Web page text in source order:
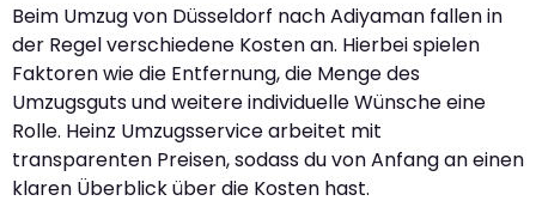
Beim Umzug von Düsseldorf nach Adiyaman fallen in
der Regel verschiedene Kosten an. Hierbei spielen
Faktoren wie die Entfernung, die Menge des
Umzugsguts und weitere individuelle Wünsche eine
Rolle. Heinz Umzugsservice arbeitet mit
transparenten Preisen, sodass du von Anfang an einen
klaren Überblick über die Kosten hast.